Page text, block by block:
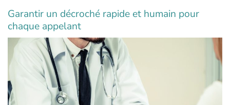
Garantir un décroché rapide et humain pour
chaque appelant